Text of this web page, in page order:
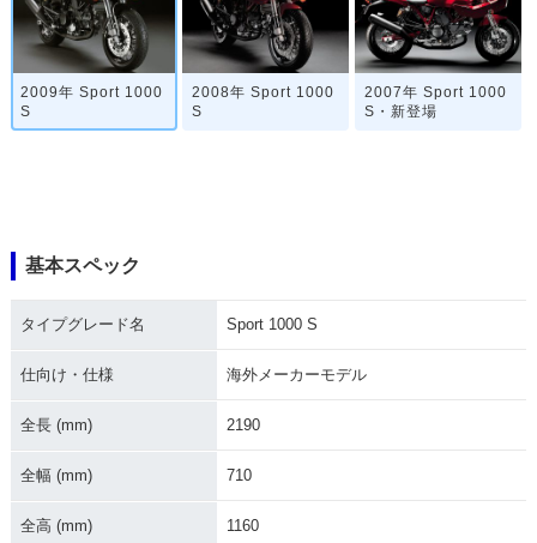
2009年 Sport 1000
S
2008年 Sport 1000
S
2007年 Sport 1000
S・新登場
基本スペック
タイプグレード名 Sport 1000 S
仕向け・仕様 海外メーカーモデル
全長 (mm) 2190
全幅 (mm) 710
全高 (mm) 1160